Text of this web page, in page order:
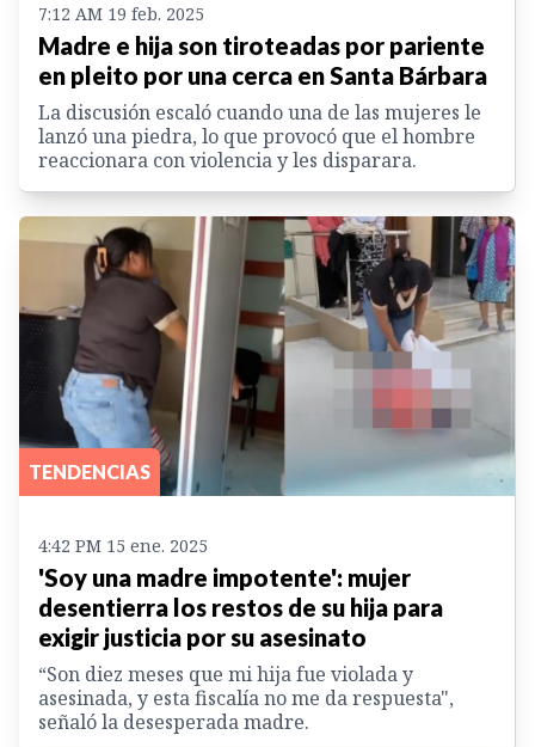
7:12 AM 19 feb. 2025
Madre e hija son tiroteadas por pariente
en pleito por una cerca en Santa Bárbara
La discusión escaló cuando una de las mujeres le
lanzó una piedra, lo que provocó que el hombre
reaccionara con violencia y les disparara.
TENDENCIAS
4:42 PM 15 ene. 2025
'Soy una madre impotente': mujer
desentierra los restos de su hija para
exigir justicia por su asesinato
“Son diez meses que mi hija fue violada y
asesinada, y esta fiscalía no me da respuesta",
señaló la desesperada madre.